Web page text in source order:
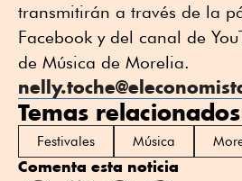
transmitirán a través de la
Facebook y del canal de
de Música de Morelia.
Temas relacionados
Festivales Música
Comenta esta noticia